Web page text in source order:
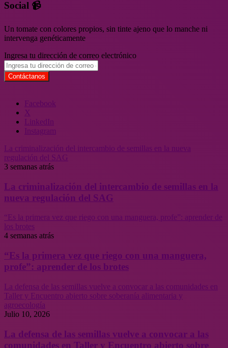
Social 📹
Un tomate con colores propios, sin tinte ajeno que lo manche ni
intervenga genéticamente
Ingresa tu dirección de correo electrónico
Facebook
X
LinkedIn
Instagram
La criminalización del intercambio de semillas en la nueva
regulación del SAG
3 semanas atrás
La criminalización del intercambio de semillas en la
nueva regulación del SAG
“Es la primera vez que riego con una manguera, profe”: aprender de
los brotes
4 semanas atrás
“Es la primera vez que riego con una manguera,
profe”: aprender de los brotes
La defensa de las semillas vuelve a convocar a las comunidades en
Taller y Encuentro abierto sobre soberanía alimentaria y
agroecología
Julio 10, 2026
La defensa de las semillas vuelve a convocar a las
comunidades en Taller y Encuentro abierto sobre